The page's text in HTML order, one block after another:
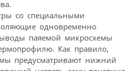
со специальными
одновременно
паяемой микросхемы
Как правило,
предусматривают нижний